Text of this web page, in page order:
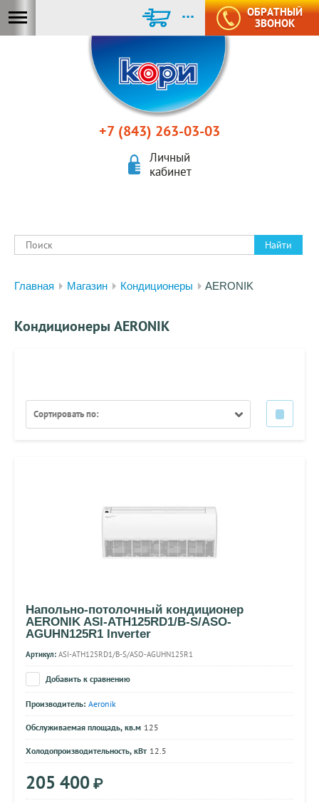
+7 (843) 263-03-03
Личный
кабинет
Главная Магазин Кондиционеры AERONIK
Найти
Кондиционеры AERONIK
Сортировать по:
Напольно-потолочный кондиционер
AERONIK ASI-ATH125RD1/B-S/ASO-
AGUHN125R1 Inverter
Артикул: ASI-ATH125RD1/B-S/ASO-AGUHN125R1
Добавить к сравнению
Производитель: Aeronik
Обслуживаемая площадь, кв.м 125
Холодопроизводительность, кВт 12.5
205 400 ₽
ОБРАТНЫЙ
ЗВОНОК
...